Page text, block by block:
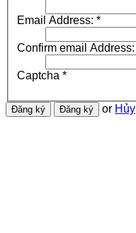
Email Address: *
Confirm email Address:
Captcha *
or Hủy